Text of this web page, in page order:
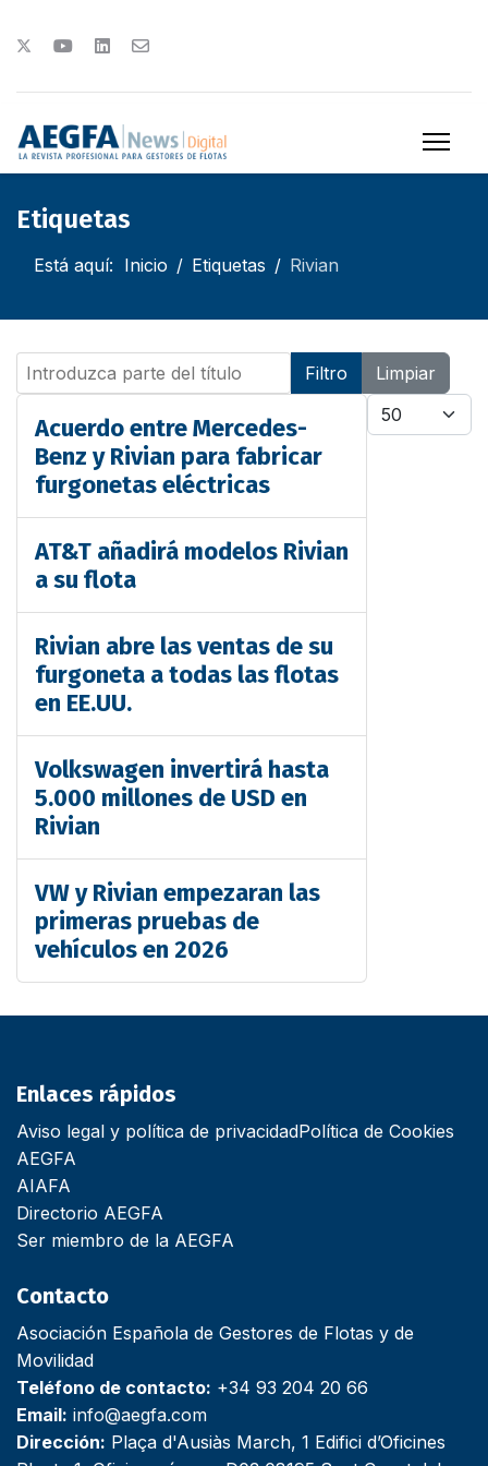
Etiquetas
Está aquí: Inicio Etiquetas Rivian
Introduzca parte del título Filtro
Limpiar
Cantidad
Acuerdo entre Mercedes-
Benz y Rivian para fabricar
furgonetas eléctricas
AT&T añadirá modelos Rivian
a su flota
Rivian abre las ventas de su
furgoneta a todas las flotas
en EE.UU.
Volkswagen invertirá hasta
5.000 millones de USD en
Rivian
VW y Rivian empezaran las
primeras pruebas de
vehículos en 2026
Enlaces rápidos
Aviso legal y política de privacidadPolítica de Cookies
AEGFA
AIAFA
Directorio AEGFA
Ser miembro de la AEGFA
Contacto
Asociación Española de Gestores de Flotas y de
Movilidad
Teléfono de contacto: +34 93 204 20 66
Email: info@aegfa.com
Dirección: Plaça d'Ausiàs March, 1 Edifici d’Oficines